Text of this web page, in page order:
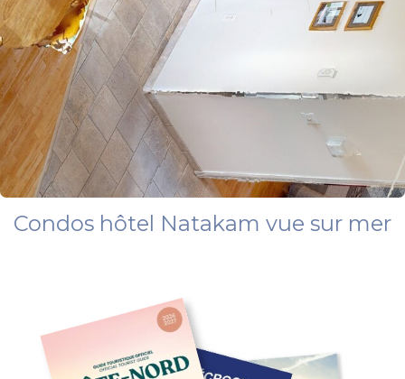
Condos hôtel Natakam vue sur mer